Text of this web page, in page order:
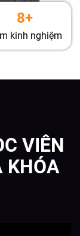
8+
kinh nghiệm
VIÊN
KHÓA